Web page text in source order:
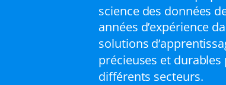
science des données
années d’expérience
solutions
précieuses et
différents secteurs.